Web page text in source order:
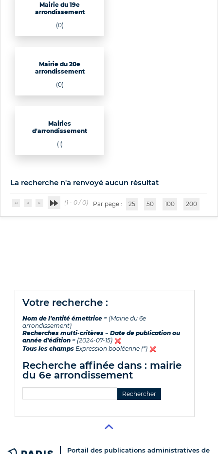
Mairie du 19e
arrondissement
(0)
Mairie du 20e
arrondissement
(0)
Mairies
d'arrondissement
(1)
La recherche n'a renvoyé aucun résultat
(1 - 0 / 0) Par page : 25 50 100 200
votre recherche :
Nom de l'entité émettrice = (Mairie du 6e
arrondissement)
Recherches multi-critères = Date de publication ou
année d'édition = (2024-07-15)
Tous les champs Expression booléenne (*)
recherche affinée dans : mairie
du 6e arrondissement
Portail des publications administratives de